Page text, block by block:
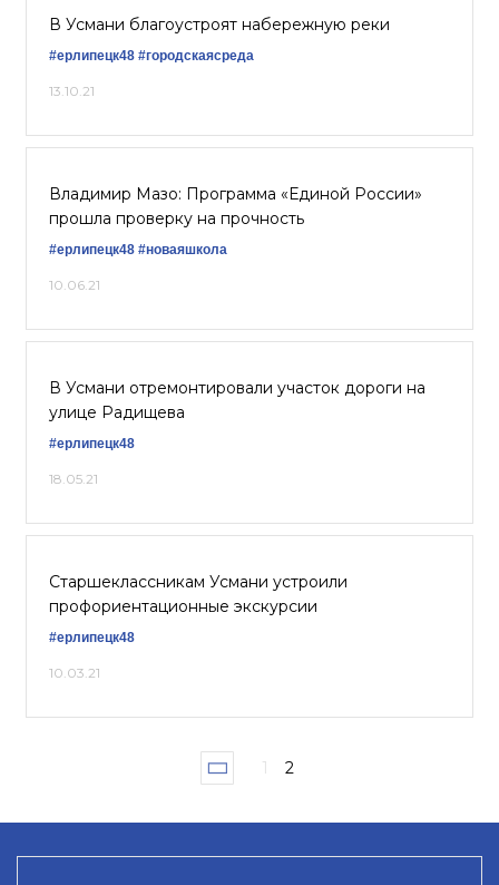
В Усмани благоустроят набережную реки
#ерлипецк48 #городскаясреда
13.10.21
Владимир Мазо: Программа «Единой России»
прошла проверку на прочность
#ерлипецк48 #новаяшкола
10.06.21
В Усмани отремонтировали участок дороги на
улице Радищева
#ерлипецк48
18.05.21
Старшеклассникам Усмани устроили
профориентационные экскурсии
#ерлипецк48
10.03.21
1 2